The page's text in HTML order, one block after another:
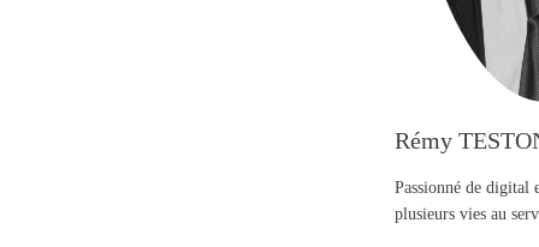
Rémy
Passionné de digital
plusieurs vies au